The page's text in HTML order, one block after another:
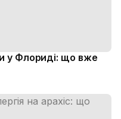
у Флориді: що вже